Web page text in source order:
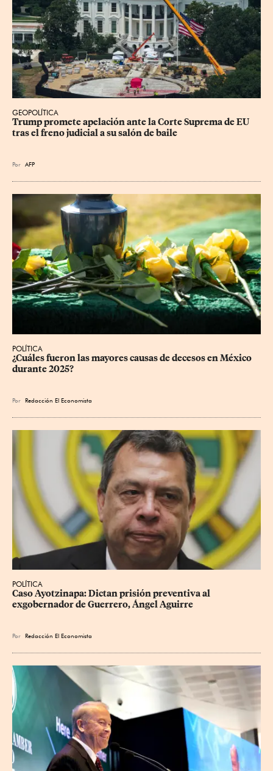
GEOPOLÍTICA
Trump promete apelación ante la Corte Suprema de EU
tras el freno judicial a su salón de baile
Por AFP
POLÍTICA
¿Cuáles fueron las mayores causas de decesos en México
durante 2025?
Por Redacción El Economista
POLÍTICA
Caso Ayotzinapa: Dictan prisión preventiva al
exgobernador de Guerrero, Ángel Aguirre
Por Redacción El Economista